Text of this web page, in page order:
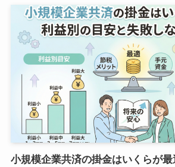
小規模企業共済の掛金はいくらが